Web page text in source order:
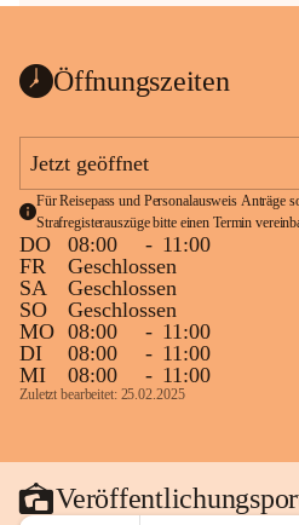
Öffnungszeiten
Jetzt geöffnet
Für Reisepass und Personalausweis Anträge
Strafregisterauszüge bitte einen Termin
DO 08:00 - 11:00
FR
Geschlossen
SA
Geschlossen
SO
Geschlossen
MO 08:00 - 11:00
DI
08:00 - 11:00
MI
08:00 - 11:00
Zuletzt bearbeitet: 25.02.2025